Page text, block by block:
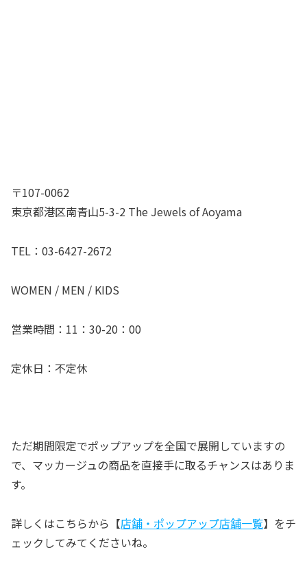
〒107-0062
東京都港区南青山5-3-2 The Jewels of Aoyama
TEL：03-6427-2672
WOMEN / MEN / KIDS
営業時間：11：30-20：00
定休日：不定休
ただ期間限定でポップアップを全国で展開していますの
で、マッカージュの商品を直接手に取るチャンスはありま
す。
詳しくはこちらから【店舗・ポップアップ店舗一覧】をチ
ェックしてみてくださいね。